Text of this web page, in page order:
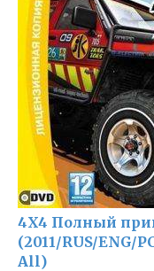
4X4 Полный
(2011/RUS/ENG/
All)